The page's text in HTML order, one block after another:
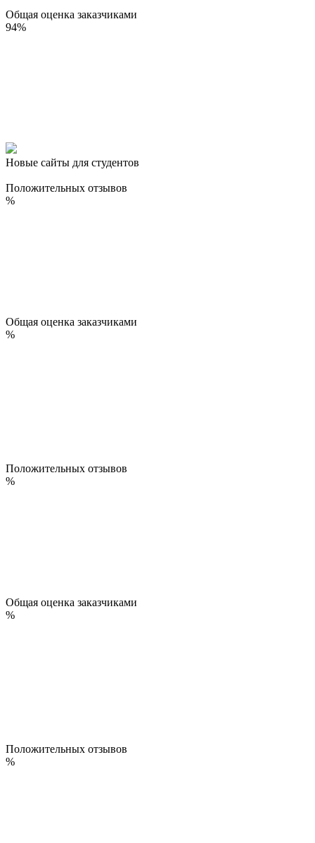
Общая оценка заказчиками
94%
Новые сайты для студентов
Положительных отзывов
%
Общая оценка заказчиками
%
Положительных отзывов
%
Общая оценка заказчиками
%
Положительных отзывов
%